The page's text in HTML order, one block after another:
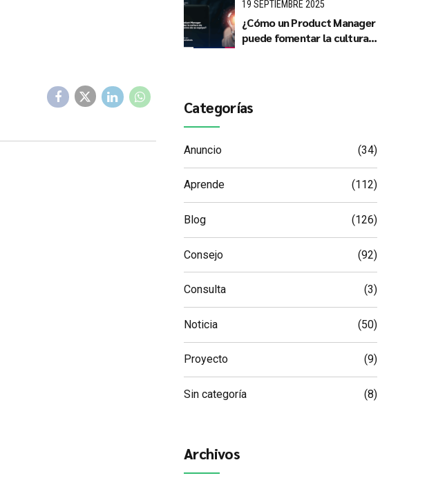
19 SEPTIEMBRE 2025
¿Cómo un Product Manager
puede fomentar la cultura
Categorías
Anuncio (34)
Aprende (112)
Blog (126)
Consejo (92)
Consulta (3)
Noticia (50)
Proyecto (9)
Sin categoría (8)
Archivos